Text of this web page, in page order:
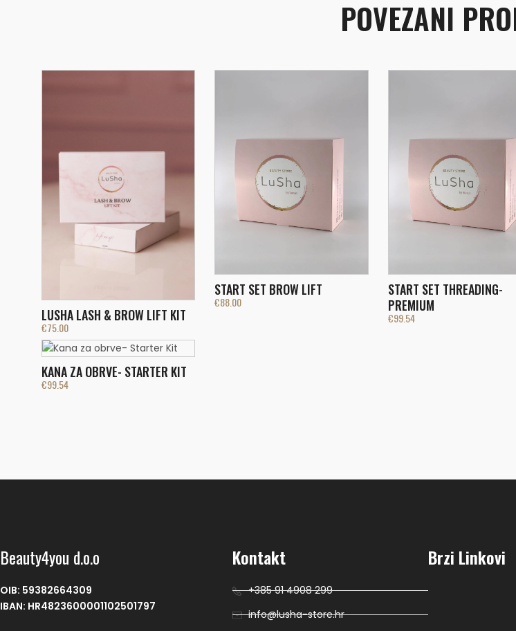
POVEZANI
LUSHA LASH & BROW LIFT KIT
€75.00
START SET BROW LIFT
€88.00
START SET THREADING-
PREMIUM
€99.54
KANA ZA OBRVE- STARTER KIT
€99.54
Beauty4you d.o.o
OIB: 59382664309
IBAN: HR4823600001102501797
Kontakt
+385 91 4908 299
info@lusha-store.hr
Brzi Linkovi